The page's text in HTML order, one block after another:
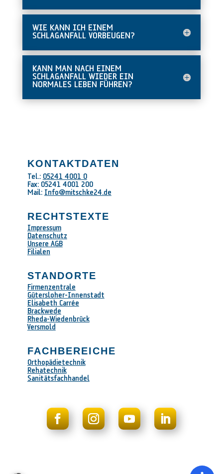
WIE KANN ICH EINEM
SCHLAGANFALL VORBEUGEN?
KANN MAN NACH EINEM
SCHLAGANFALL WIEDER EIN
NORMALES LEBEN FÜHREN?
KONTAKTDATEN
Tel.: 05241 4001 0
Fax: 05241 4001 200
Mail: Info@mitschke24.de
RECHTSTEXTE
Impressum
Datenschutz
Unsere AGB
Filialen
STANDORTE
Firmenzentrale
Gütersloher-Innenstadt
Elisabeth Carrée
Brackwede
Rheda-Wiedenbrück
Versmold
FACHBEREICHE
Orthopädietechnik
Rehatechnik
Sanitätsfachhandel